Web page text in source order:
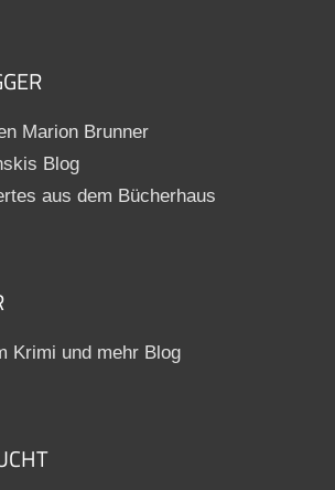
Marion Brunner
Blog
aus dem Bücherhaus
Krimi und mehr Blog